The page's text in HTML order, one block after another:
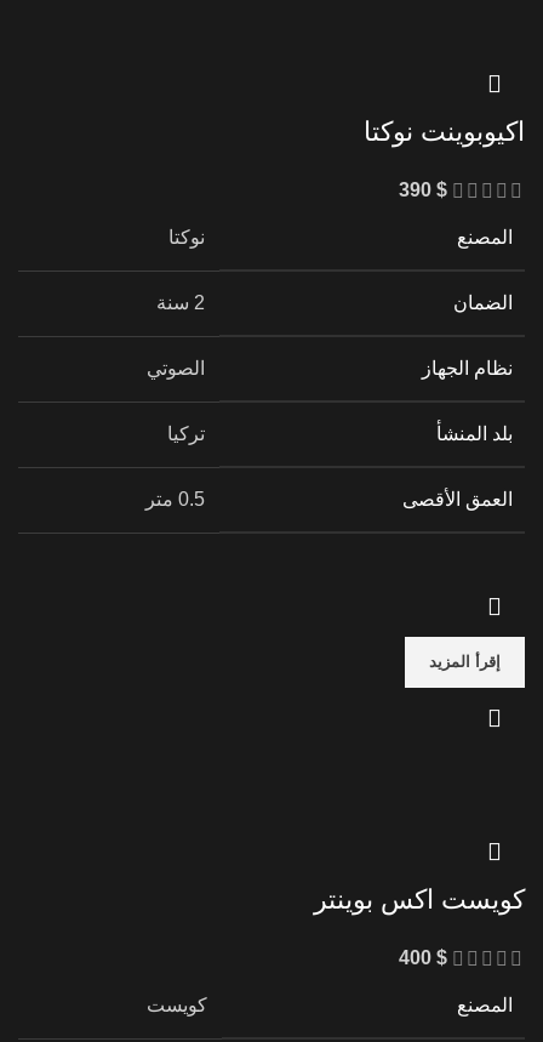
اكيوبوينت نوكتا
390 $
المصنع نوكتا
الضمان 2 سنة
نظام الجهاز الصوتي
بلد المنشأ تركيا
العمق الأقصى 0.5 متر
إقرأ المزيد
كويست اكس بوينتر
400 $
المصنع كويست